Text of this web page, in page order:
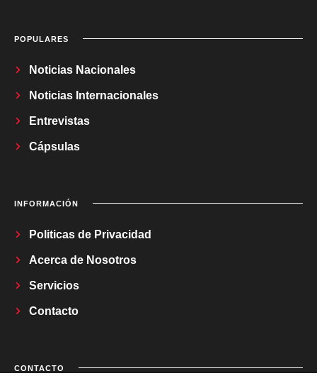
POPULARES
Noticias Nacionales
Noticias Internacionales
Entrevistas
Cápsulas
INFORMACIÓN
Politicas de Privacidad
Acerca de Nosotros
Servicios
Contacto
CONTACTO